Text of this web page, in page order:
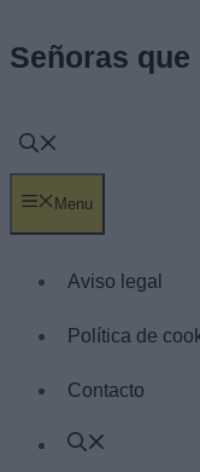
Saltar
al
Señoras que
Menu
Aviso legal
Política de
Contacto